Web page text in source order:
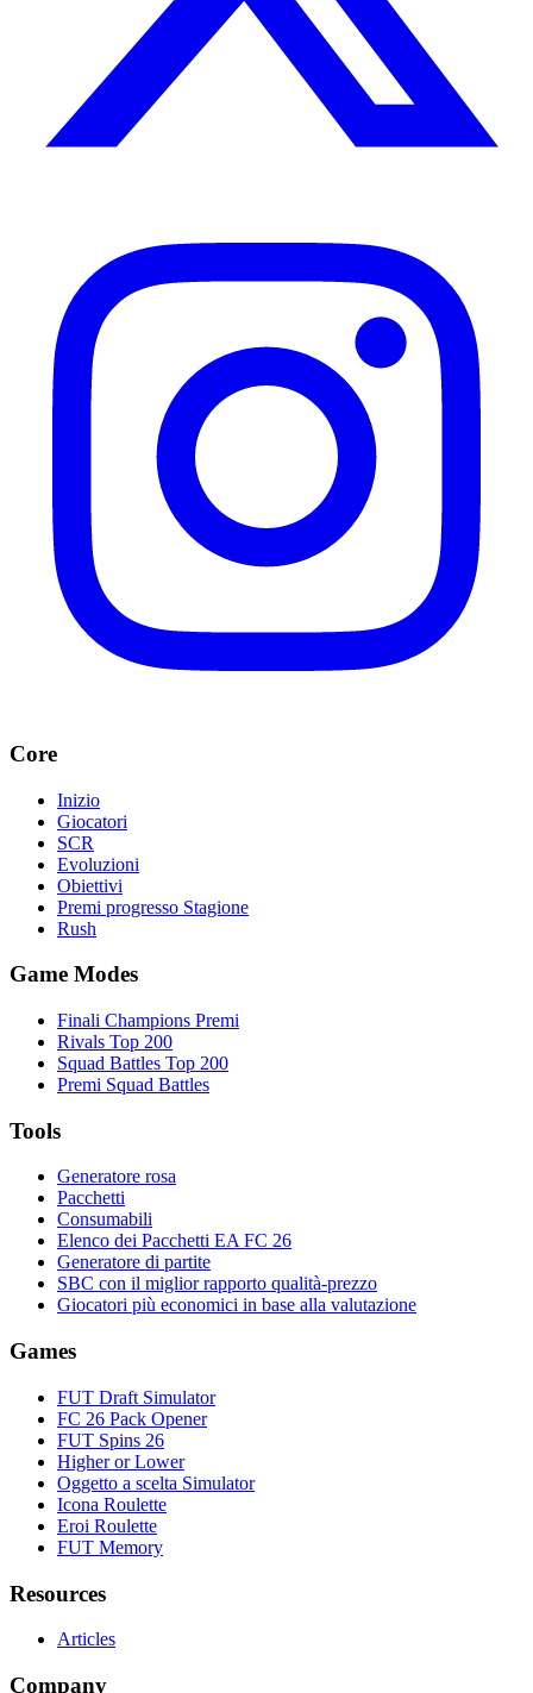
Core
Inizio
Giocatori
SCR
Evoluzioni
Obiettivi
Premi progresso Stagione
Rush
Game Modes
Finali Champions Premi
Rivals Top 200
Squad Battles Top 200
Premi Squad Battles
Tools
Generatore rosa
Pacchetti
Consumabili
Elenco dei Pacchetti EA FC 26
Generatore di partite
SBC con il miglior rapporto qualità-prezzo
Giocatori più economici in base alla valutazione
Games
FUT Draft Simulator
FC 26 Pack Opener
FUT Spins 26
Higher or Lower
Oggetto a scelta Simulator
Icona Roulette
Eroi Roulette
FUT Memory
Resources
Articles
Company